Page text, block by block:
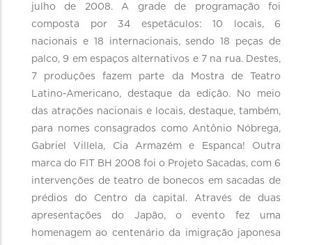
julho de 2008. A grade de programação foi
composta por 34 espetáculos: 10 locais, 6
nacionais e 18 internacionais, sendo 18 peças de
palco, 9 em espaços alternativos e 7 na rua. Destes,
7 produções fazem parte da Mostra de Teatro
Latino-Americano, destaque da edição. No meio
das atrações nacionais e locais, destaque, também,
para nomes consagrados como Antônio Nóbrega,
Gabriel Villela, Cia Armazém e Espanca! Outra
marca do FIT BH 2008 foi o Projeto Sacadas, com 6
intervenções de teatro de bonecos em sacadas de
prédios do Centro da capital. Através de duas
apresentações do Japão, o evento fez uma
homenagem ao centenário da imigração japonesa